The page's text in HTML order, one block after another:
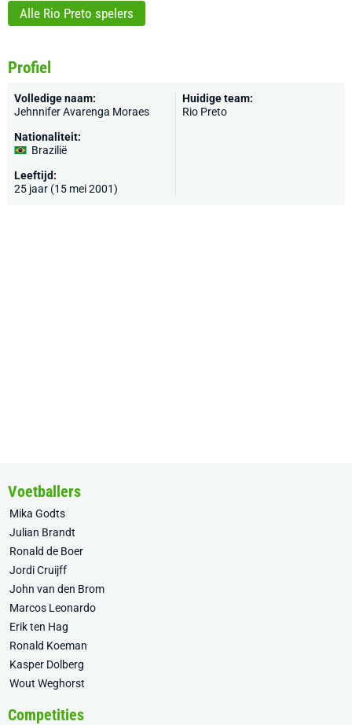
Alle Rio Preto spelers
Profiel
Volledige naam:
Jehnnifer Avarenga Moraes
Nationaliteit:
Brazilië
Leeftijd:
25 jaar (15 mei 2001)
Huidige team:
Rio Preto
Voetballers
Mika Godts
Julian Brandt
Ronald de Boer
Jordi Cruijff
John van den Brom
Marcos Leonardo
Erik ten Hag
Ronald Koeman
Kasper Dolberg
Wout Weghorst
Competities